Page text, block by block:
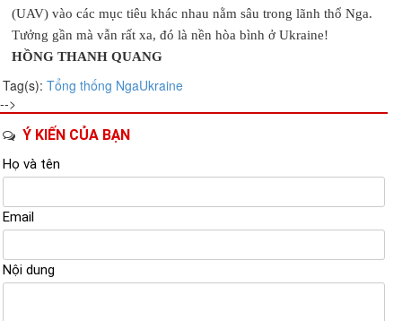
(UAV) vào các mục tiêu khác nhau nằm sâu trong lãnh thổ Nga.
Tưởng gần mà vẫn rất xa, đó là nền hòa bình ở Ukraine!
HỒNG THANH QUANG
Tag(s): Tổng thống NgaUkraine
-->
Ý KIẾN CỦA BẠN
Họ và tên
Email
Nội dung